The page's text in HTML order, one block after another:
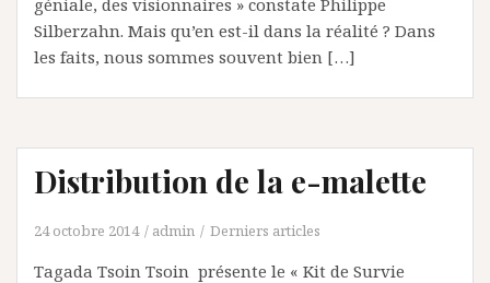
Silberzahn. Mais qu’en est-il dans la réalité ? Dans
les faits, nous sommes souvent bien […]
Distribution de la e-malette
24 octobre 2014 admin Derniers articles
Tagada Tsoin Tsoin présente le « Kit de Survie